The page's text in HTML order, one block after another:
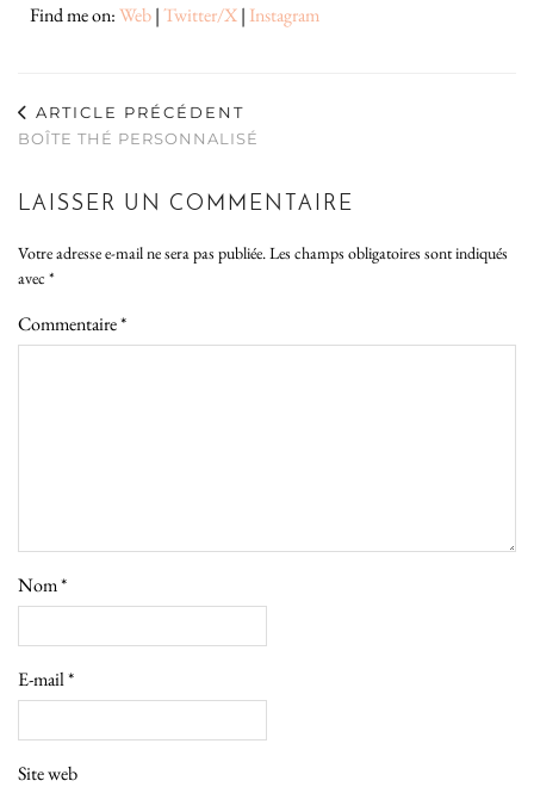
Find me on:Web|Twitter/X| Instagram
ARTICLE PRÉCÉDENT
BOÎTE THÉ PERSONNALISÉ
LAISSER UN COMMENTAIRE
Votre adresse e-mail ne sera pas publiée. Les champs obligatoires sont indiqués
avec *
Commentaire*
Nom*
E-mail*
Site web